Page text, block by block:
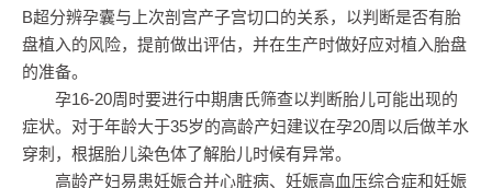
B超分辨孕囊与上次剖宫产子宫切口的关系，以判断是否有胎
盘植入的风险，提前做出评估，并在生产时做好应对植入胎盘
的准备。
孕16-20周时要进行中期唐氏筛查以判断胎儿可能出现的
症状。对于年龄大于35岁的高龄产妇建议在孕20周以后做羊水
穿刺，根据胎儿染色体了解胎儿时候有异常。
高龄产妇易患妊娠合并心脏病、妊娠高血压综合症和妊娠